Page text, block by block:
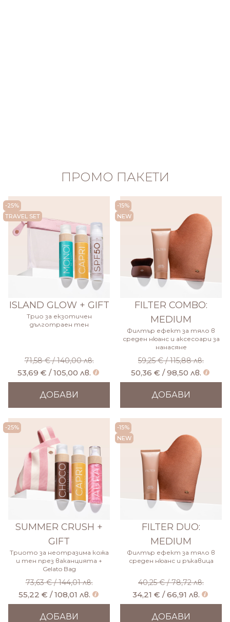
ПРОМО ПАКЕТИ
-25%
TRAVEL SET
ISLAND GLOW + GIFT
Трио за екзотичен
дълготраен тен
71,58 € / 140,00 лв.
53,69 € / 105,00 лв.
ДОБАВИ
-15%
NEW
FILTER COMBO:
MEDIUM
Филтър ефект за тяло в
среден нюанс и аксесоари за
нанасяне
59,25 € / 115,88 лв.
50,36 € / 98,50 лв.
ДОБАВИ
-25%
SUMMER CRUSH +
GIFT
Триото за неотразима кожа
и тен през ваканцията +
Gelato Bag
73,63 € / 144,01 лв.
55,22 € / 108,01 лв.
ДОБАВИ
-15%
NEW
FILTER DUO:
MEDIUM
Филтър ефект за тяло в
среден нюанс и ръкавица
40,25 € / 78,72 лв.
34,21 € / 66,91 лв.
ДОБАВИ